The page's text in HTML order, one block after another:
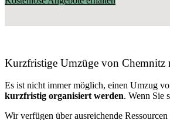
Kurzfristige Umzüge von Chemnitz
Es ist nicht immer möglich, einen Umzug
kurzfristig organisiert werden. Wenn Sie
Wir verfügen über ausreichende